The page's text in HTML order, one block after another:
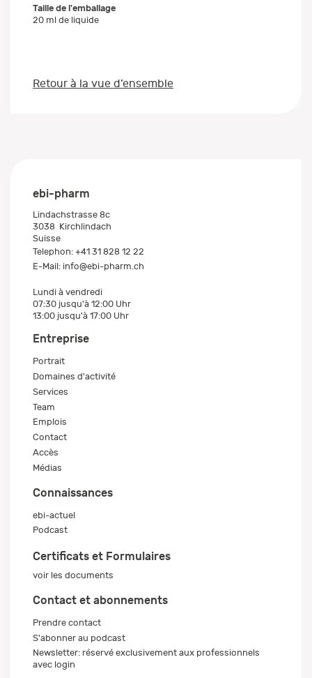
Taille de l'emballage
20 ml de liquide
Retour à la vue d’ensemble
ebi-pharm
Lindachstrasse 8c
3038 Kirchlindach
Suisse
Telephon: +41 31 828 12 22
E-Mail: info@ebi-pharm.ch
Lundi à vendredi
07:30 jusqu'à 12:00 Uhr
13:00 jusqu'à 17:00 Uhr
Entreprise
Portrait
Domaines d'activité
Services
Team
Emplois
Contact
Accès
Médias
Connaissances
ebi-actuel
Podcast
Certificats et Formulaires
voir les documents
Contact et abonnements
Prendre contact
S'abonner au podcast
Newsletter: réservé exclusivement aux professionnels
avec login